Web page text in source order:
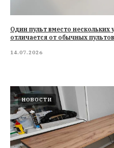
Один пульт вместо нескольких
отличается от обычных
14.07.2026
НОВОСТИ